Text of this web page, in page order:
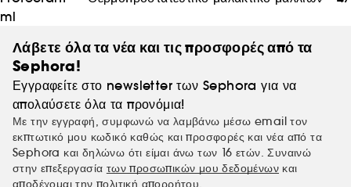
ml
Λάβετε όλα τα νέα και τις προσφορές από τα
Sephora!
Εγγραφείτε στο newsletter των Sephora για να
απολαύσετε όλα τα προνόμια!
Με την εγγραφή, συμφωνώ να λαμβάνω μέσω email τον
εκπτωτικό μου κωδικό καθώς και προσφορές και νέα από τα
Sephora και δηλώνω ότι είμαι άνω των 16 ετών. Συναινώ
στην επεξεργασία των προσωπικών μου δεδομένων και
αποδέχομαι την πολιτική απορρήτου.